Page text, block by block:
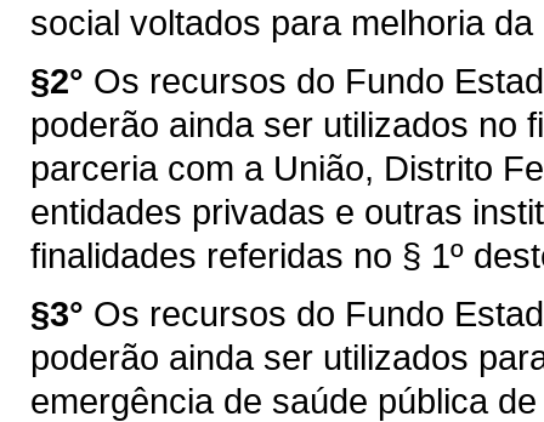
social voltados para melhoria
§2° Os recursos do Fundo
poderão ainda ser utilizados no
parceria com a União, Distrito
entidades privadas e outras
finalidades referidas no § 1º
§3° Os recursos do Fundo
poderão ainda ser utilizados
emergência de saúde pública